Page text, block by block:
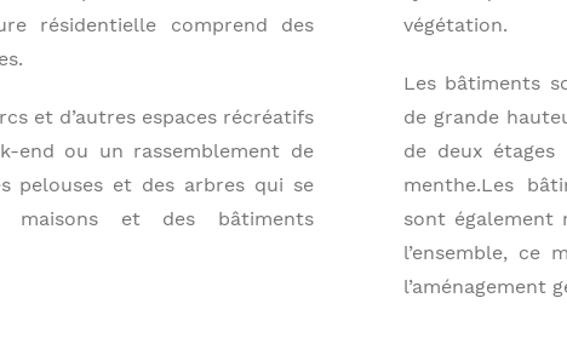
résidentielle comprend des
et d’autres espaces récréatifs
end ou un rassemblement de
pelouses et des arbres qui se
et des bâtiments
végétation.
Les bâtiments
de grande
de deux
menthe.Les
sont également
l’ensemble, ce
l’aménagement